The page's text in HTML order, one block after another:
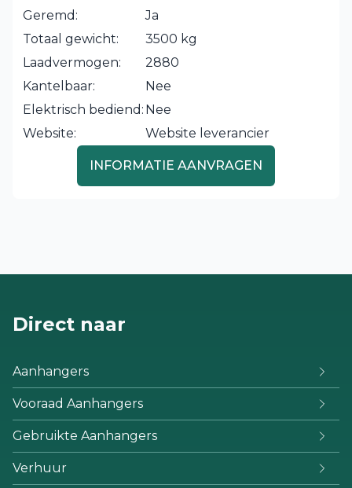
Geremd:
Ja
Totaal gewicht:
3500 kg
Laadvermogen:
2880
Kantelbaar:
Nee
Elektrisch bediend: Nee
Website:
Website leverancier
INFORMATIE AANVRAGEN
Direct naar
Aanhangers
Vooraad Aanhangers
Gebruikte Aanhangers
Verhuur